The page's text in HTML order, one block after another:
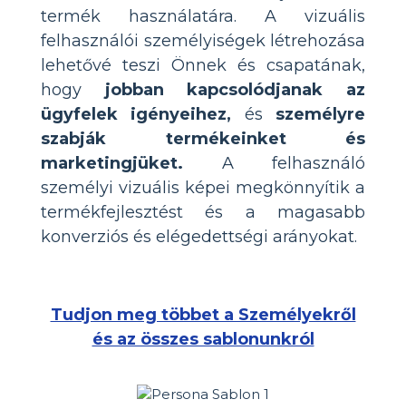
termék használatára. A vizuális
felhasználói személyiségek létrehozása
lehetővé teszi Önnek és csapatának,
hogy jobban kapcsolódjanak az
ügyfelek igényeihez, és személyre
szabják termékeinket és
marketingjüket. A felhasználó
személyi vizuális képei megkönnyítik a
termékfejlesztést és a magasabb
konverziós és elégedettségi arányokat.
Tudjon meg többet a Személyekről
és az összes sablonunkról